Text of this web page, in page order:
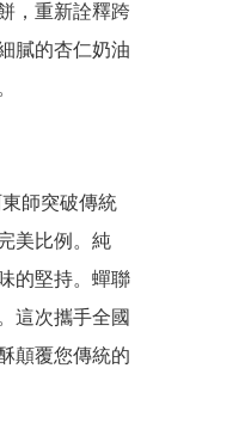
，重新詮釋跨
膩的杏仁奶油
美比例。純
的堅持。蟬聯
這次攜手全國
顛覆您傳統的